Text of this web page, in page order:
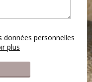
données personnelles
plus